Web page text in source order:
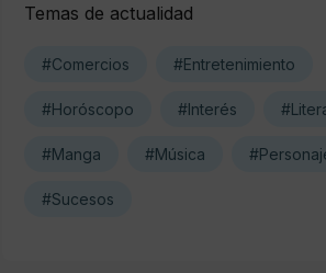
Temas de actualidad
#Comercios #Entretenimiento
#Horóscopo #Interés
#Manga #Música
#Sucesos